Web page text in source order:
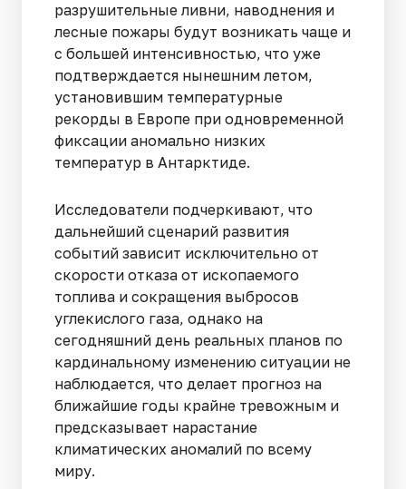
разрушительные ливни, наводнения и
лесные пожары будут возникать чаще и
с большей интенсивностью, что уже
подтверждается нынешним летом,
установившим температурные
рекорды в Европе при одновременной
фиксации аномально низких
температур в Антарктиде.
Исследователи подчеркивают, что
дальнейший сценарий развития
событий зависит исключительно от
скорости отказа от ископаемого
топлива и сокращения выбросов
углекислого газа, однако на
сегодняшний день реальных планов по
кардинальному изменению ситуации не
наблюдается, что делает прогноз на
ближайшие годы крайне тревожным и
предсказывает нарастание
климатических аномалий по всему
миру.